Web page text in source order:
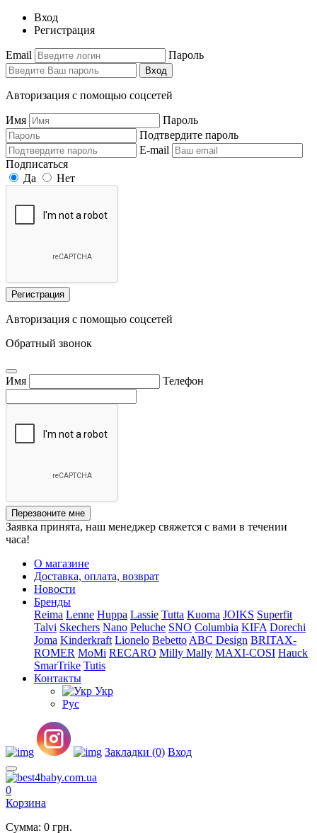
Вход
Регистрация
Email Пароль
Вход
Авторизация с помощью соцсетей
Имя
Пароль
Подтвердите пароль
E-mail
Подписаться
Да
Нет
Регистрация
Авторизация с помощью соцсетей
Обратный звонок
Имя Телефон
Перезвоните мне
Заявка принята, наш менеджер свяжется с вами в течении
часа!
О магазине
Доставка, оплата, возврат
Новости
Бренды
Reima Lenne Huppa Lassie Tutta Kuoma JOIKS Superfit
Talvi Skechers Nano Peluche SNO Columbia KIFA Dorechi
Joma Kinderkraft Lionelo Bebetto ABC Design BRITAX-
ROMER MoMi RECARO Milly Mally MAXI-COSI Hauck
SmarTrike Tutis
Контакты
Укр
Рус
Закладки (0) Вход
0
Корзина
Сумма: 0 грн.